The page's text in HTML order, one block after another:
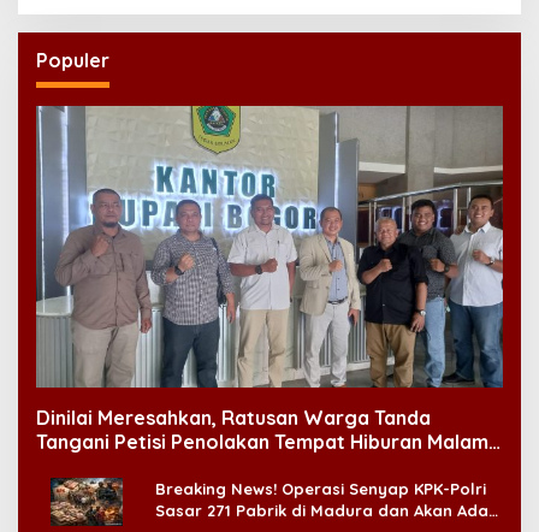
Populer
Dinilai Meresahkan, Ratusan Warga Tanda
Tangani Petisi Penolakan Tempat Hiburan Malam
Breaking News! Operasi Senyap KPK-Polri
Sasar 271 Pabrik di Madura dan Akan Ada